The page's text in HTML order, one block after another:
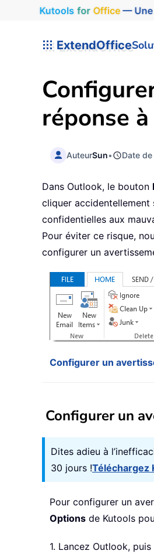
Kutools for Office— Une
ExtendOffice
réponse
AuteurSun• Date
Dans Outlook, le bouton
cliquer accidentellement
confidentielles aux
Pour éviter ce risque,
configurer un
Configurer un
Configurer un
Dites adieu à
30 jours !Téléchargez
Pour configurer un
Options de Kutools
1. Lancez Outlook,